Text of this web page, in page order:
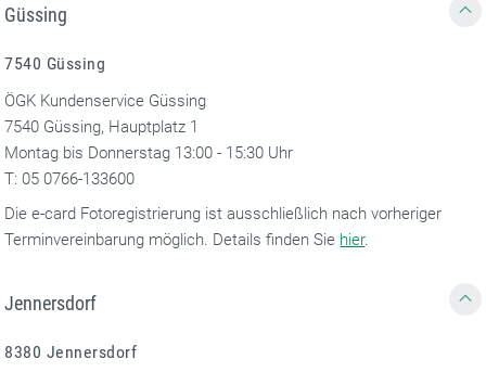
Güssing
7540 Güssing
ÖGK Kundenservice Güssing
7540 Güssing, Hauptplatz 1
Montag bis Donnerstag 13:00 - 15:30 Uhr
T: 05 0766-133600
Die e-card Fotoregistrierung ist ausschließlich nach vorheriger
Terminvereinbarung möglich. Details finden Sie hier.
Jennersdorf
8380 Jennersdorf